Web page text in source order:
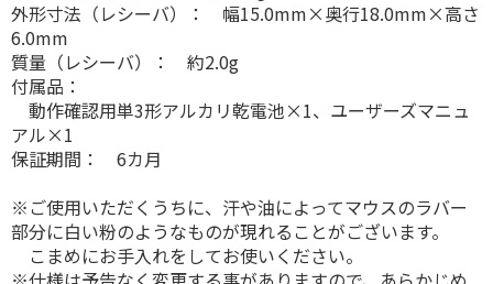
外形寸法（レシーバ）： 幅15.0mm×奥行18.0mm×高さ
6.0mm
質量（レシーバ）： 約2.0g
付属品：
動作確認用単3形アルカリ乾電池×1、ユーザーズマニュ
アル×1
保証期間： 6カ月
※ご使用いただくうちに、汗や油によってマウスのラバー
部分に白い粉のようなものが現れることがございます。
こまめにお手入れをしてお使いください。